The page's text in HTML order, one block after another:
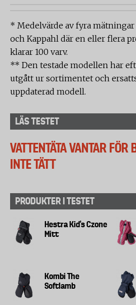
* Medelvärde av fyra
och Kappahl där en eller flera
klarar 100 varv.
** Den testade modellen har
utgått ur sortimentet och
uppdaterad modell.
LÄS TESTET
VATTENTÄTA VANTAR FÖR
INTE TÄTT
PRODUKTER I TESTET
Hestra Kid's Czone
Mitt
Kombi The
Softlamb